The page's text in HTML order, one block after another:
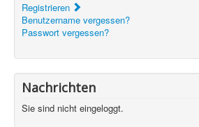
Registrieren
Benutzername vergessen?
Passwort vergessen?
Nachrichten
Sie sind nicht eingeloggt.